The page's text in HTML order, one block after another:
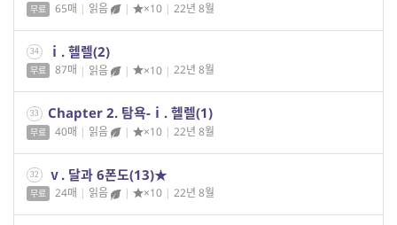
무료 65매 | 읽음 | ×10 | 22년 8월
34 ⅰ. 헬렐(2)
무료 87매 | 읽음 | ×10 | 22년 8월
33 Chapter 2. 탐욕-ⅰ. 헬렐(1)
무료 40매 | 읽음 | ×10 | 22년 8월
32 ⅴ. 달과 6폰도(13)★
무료 24매 | 읽음 | ×10 | 22년 8월